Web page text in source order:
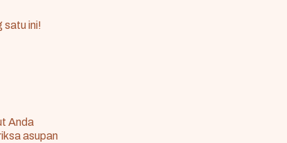
satu ini!
Anda
asupan